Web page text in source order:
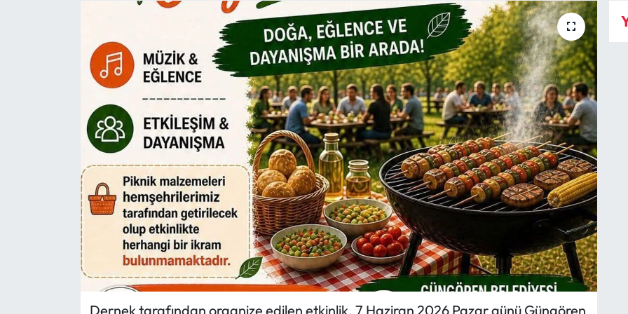
Dernek tarafından organize edilen etkinlik, 7 Haziran 2026 Pazar günü Güngören
İskilip Haberleri
Kargı Haberleri
Kimdir?
Kültür Sanat
Laçin Haberleri